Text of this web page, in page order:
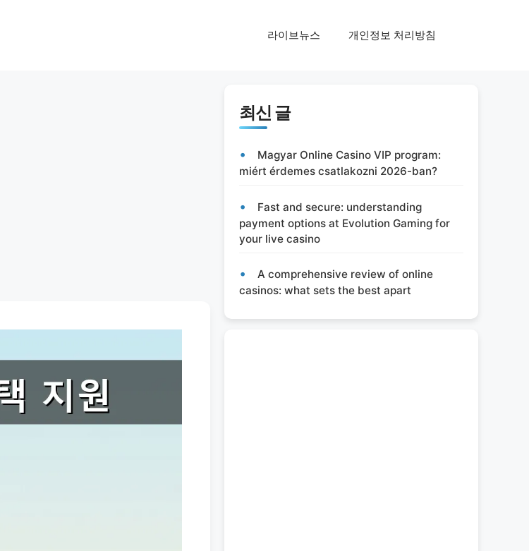
라이브뉴스 개인정보 처리방침
최신 글
Magyar Online Casino VIP program:
miért érdemes csatlakozni 2026-ban?
Fast and secure: understanding
payment options at Evolution Gaming for
your live casino
A comprehensive review of online
casinos: what sets the best apart